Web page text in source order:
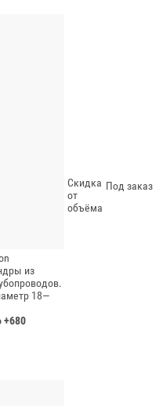
из
18—
+680
Скидка
от
объёма
Под заказ